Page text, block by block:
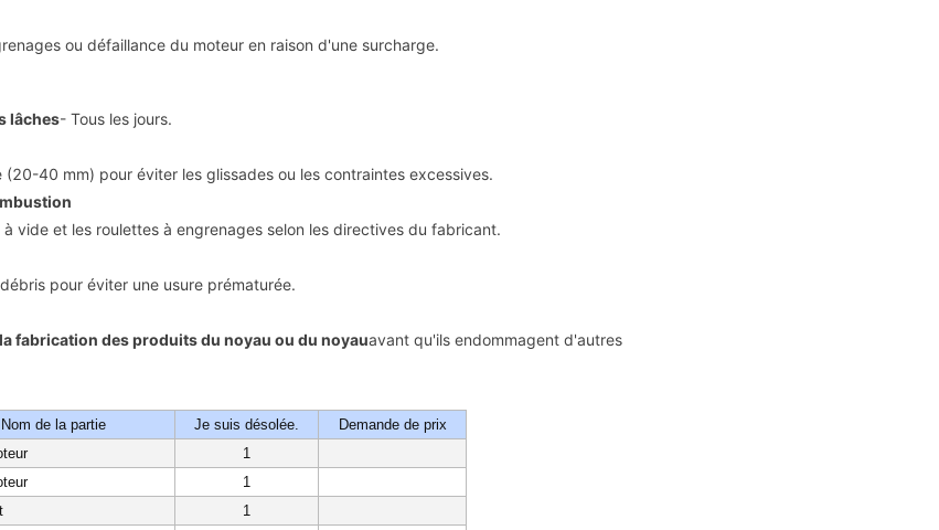
ou défaillance du moteur en raison d'une surcharge.
lâches- Tous les jours.
(20-40 mm) pour éviter les glissades ou les contraintes excessives.
à vide et les roulettes à engrenages selon les directives du fabricant.
pour éviter une usure prématurée.
fabrication des produits du noyau ou du noyauavant qu'ils endommagent d'autres
Nom de la partie Je suis désolée.
Demande de prix
1
1
1